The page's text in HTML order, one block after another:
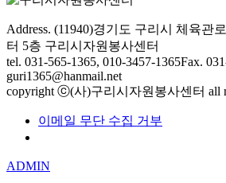
Address. (11940)경기도 구리시 체육관
터 5층 구리시자원봉사센터
tel. 031-565-1365, 010-3457-1365Fax.
guri1365@hanmail.net
copyright ⓒ(사)구리시자원봉사센터 all
이메일 무단 수집 거부
ADMIN